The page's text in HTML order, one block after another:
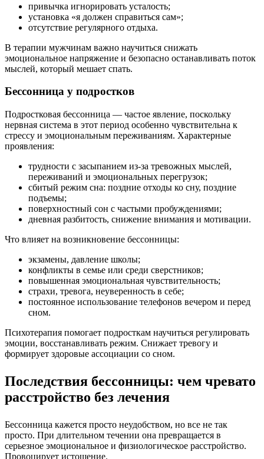
привычка игнорировать усталость;
установка «я должен справиться сам»;
отсутствие регулярного отдыха.
В терапии мужчинам важно научиться снижать
эмоциональное напряжение и безопасно останавливать поток
мыслей, который мешает спать.
Бессонница у подростков
Подростковая бессонница — частое явление, поскольку
нервная система в этот период особенно чувствительна к
стрессу и эмоциональным переживаниям. Характерные
проявления:
трудности с засыпанием из-за тревожных мыслей,
переживаний и эмоциональных перегрузок;
сбитый режим сна: поздние отходы ко сну, поздние
подъемы;
поверхностный сон с частыми пробуждениями;
дневная разбитость, снижение внимания и мотивации.
Что влияет на возникновение бессонницы:
экзамены, давление школы;
конфликты в семье или среди сверстников;
повышенная эмоциональная чувствительность;
страхи, тревога, неуверенность в себе;
постоянное использование телефонов вечером и перед
сном.
Психотерапия помогает подросткам научиться регулировать
эмоции, восстанавливать режим. Снижает тревогу и
формирует здоровые ассоциации со сном.
Последствия бессонницы: чем чревато
расстройство без лечения
Бессонница кажется просто неудобством, но все не так
просто. При длительном течении она превращается в
серьезное эмоциональное и физиологическое расстройство.
Провоцирует истощение.